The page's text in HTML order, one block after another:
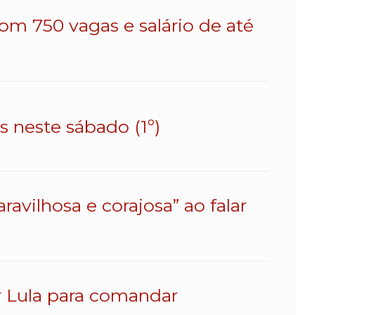
750 vagas e salário de até
neste sábado (1º)
e corajosa” ao falar
Lula para comandar